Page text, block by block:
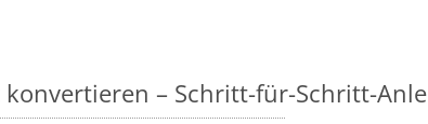
konvertieren – Schritt-für-Schritt-